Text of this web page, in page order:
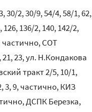
30/2, 30/9, 54/4, 58/1, 62,
126, 136/2, 140, 142/2,
частично, СОТ
23, ул. Н.Кондакова
тракт 2/5, 10/1,
3, 9, частично, КИЗ
ДСПК Березка,